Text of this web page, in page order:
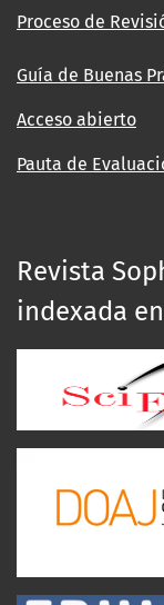
Proceso de
Guía de Buenas
Acceso abierto
Pauta de
Revista
indexada